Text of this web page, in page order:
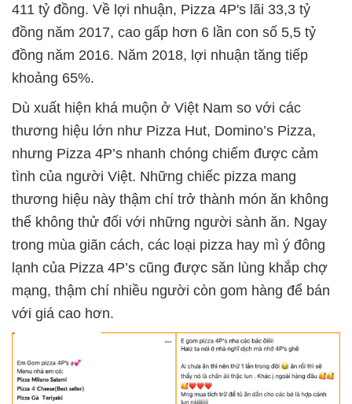
411 tỷ đồng. Về lợi nhuận, Pizza 4P's lãi 33,3 tỷ
đồng năm 2017, cao gấp hơn 6 lần con số 5,5 tỷ
đồng năm 2016. Năm 2018, lợi nhuận tăng tiếp
khoảng 65%.
Dù xuất hiện khá muộn ở Việt Nam so với các
thương hiệu lớn như Pizza Hut, Domino’s Pizza,
nhưng Pizza 4P’s nhanh chóng chiếm được cảm
tình của người Việt. Những chiếc pizza mang
thương hiệu này thậm chí trở thành món ăn không
thể không thử đối với những người sành ăn. Ngay
trong mùa giãn cách, các loại pizza hay mì ý đông
lạnh của Pizza 4P’s cũng được săn lùng khắp chợ
mạng, thậm chí nhiều người còn gom hàng để bán
với giá cao hơn.